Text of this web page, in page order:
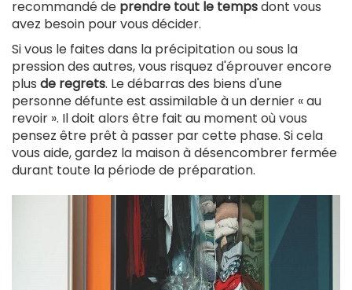
recommandé de prendre tout le tempsdont vous
avez besoin pour vous décider.
Si vous le faites dans la précipitation ou sous la
pression des autres, vous risquez d'éprouver encore
plus de regrets. Le débarras des biens d'une
personne défunte est assimilable à un dernier « au
revoir ». Il doit alors être fait au moment où vous
pensez être prêt à passer par cette phase. Si cela
vous aide, gardez la maison à désencombrer fermée
durant toute la période de préparation.